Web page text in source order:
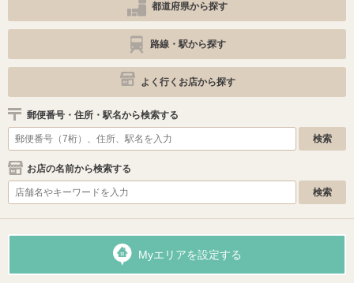
都道府県から探す
路線・駅から探す
よく行くお店から探す
郵便番号・住所・駅名から検索する
お店の名前から検索する
Myエリアを設定する